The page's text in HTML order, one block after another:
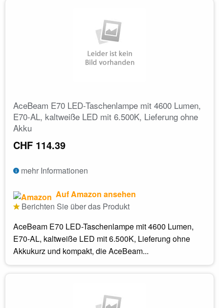
AceBeam E70 LED-Taschenlampe mit 4600 Lumen,
E70-AL, kaltweiße LED mit 6.500K, Lieferung ohne
Akku
CHF 114.39
mehr Informationen
Auf Amazon ansehen
Berichten Sie über das Produkt
AceBeam E70 LED-Taschenlampe mit 4600 Lumen,
E70-AL, kaltweiße LED mit 6.500K, Lieferung ohne
Akkukurz und kompakt, die AceBeam...